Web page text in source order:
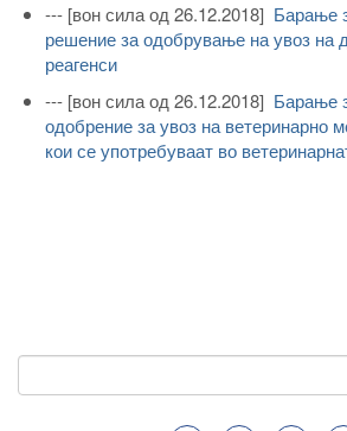
--- [вон сила од 26.12.2018] Барање
решение за одобрување на увоз на
реагенси
--- [вон сила од 26.12.2018] Барање
одобрение за увоз на ветеринарно
кои се употребуваат во
Search
Search